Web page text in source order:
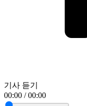
기사 듣기
00:00 / 00:00